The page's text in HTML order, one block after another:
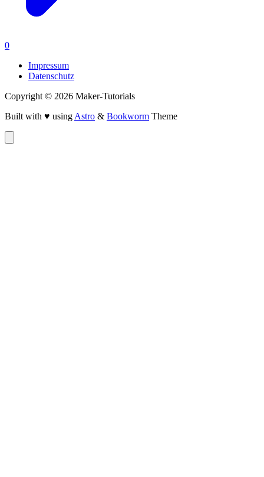
0
Impressum
Datenschutz
Copyright © 2026 Maker-Tutorials
Built with ♥ using Astro & Bookworm Theme